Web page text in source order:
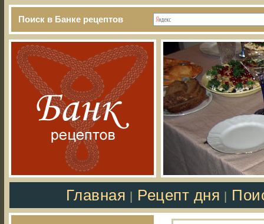
Поиск в Банке рецептов
Главная Рецепт дня